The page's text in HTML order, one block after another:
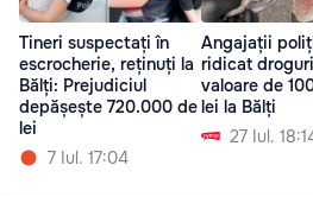
Tineri suspectați în
escrocherie, reținuți la
Bălți: Prejudiciul
depășește 720.000 de
lei
7 Iul. 17:04
Angajații
ridicat
valoare de
lei la Bălți
27 Iul.